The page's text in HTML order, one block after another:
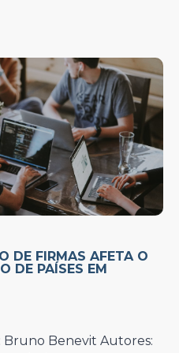
DE FIRMAS AFETA O
DE PAÍSES EM
Bruno Benevit Autores: